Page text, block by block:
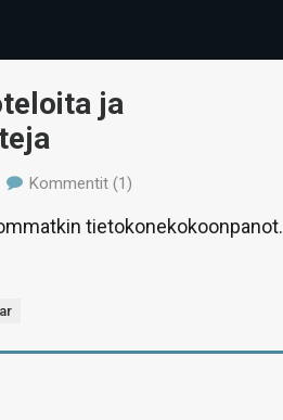
ja
Kommentit (1)
tietokonekokoonpanot.